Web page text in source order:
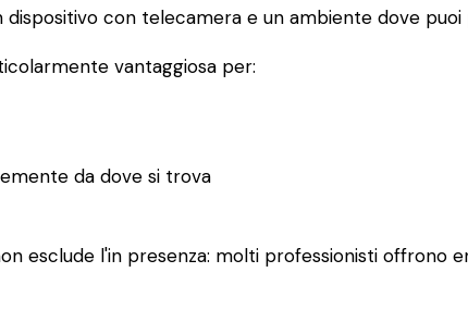
con telecamera e un ambiente dove
vantaggiosa per:
da dove si trova
esclude l'in presenza: molti professionisti offrono